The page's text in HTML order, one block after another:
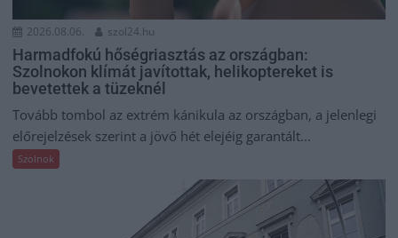
2026.08.06. szol24.hu
Harmadfokú hőségriasztás az országban:
Szolnokon klímát javítottak, helikoptereket is
bevetettek a tüzeknél
Tovább tombol az extrém kánikula az országban, a jelenlegi
előrejelzések szerint a jövő hét elejéig garantált...
Szolnok